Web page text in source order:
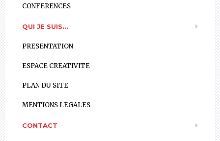
CONFERENCES
QUI JE SUIS…
PRESENTATION
ESPACE CREATIVITE
PLAN DU SITE
MENTIONS LEGALES
CONTACT